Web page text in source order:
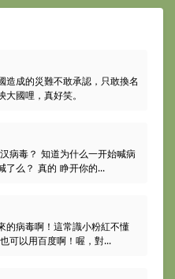
造成的災難不敢承認，只敢換名
國哩，真好笑。
病毒？ 知道为什么一开始喊病
了么？ 真的 睁开你的...
的病毒啊！這常識小粉紅不懂
可以用百度啊！喔，對...